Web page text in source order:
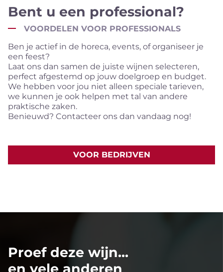
Bent u een professional?
VOORDELEN VOOR PROFESSIONALS
Ben je actief in de horeca, events, of organiseer je
een feest?
Laat ons dan samen de juiste wijnen selecteren,
perfect afgestemd op jouw doelgroep en budget.
We hebben voor jou niet alleen speciale tarieven,
we kunnen je ook helpen met tal van andere
praktische zaken.
Benieuwd? Contacteer ons dan vandaag nog!
VOOR BEDRIJVEN
Proef deze wijn...